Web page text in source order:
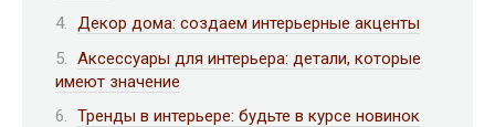
Декор дома: создаем интерьерные акценты
Аксессуары для интерьера: детали, которые
имеют значение
Тренды в интерьере: будьте в курсе новинок